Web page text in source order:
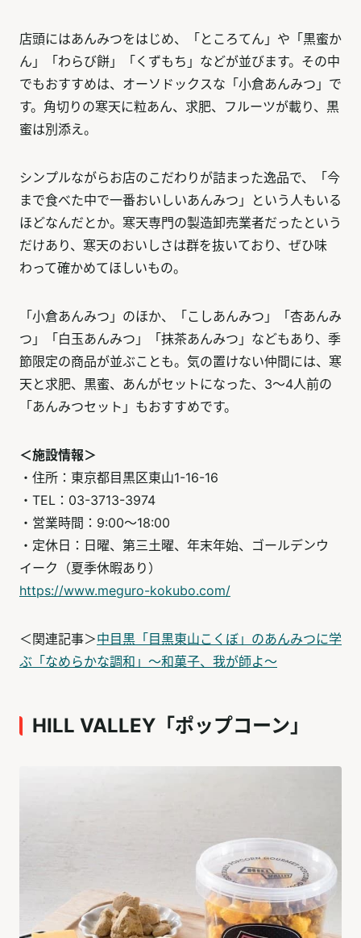
店頭にはあんみつをはじめ、「ところてん」や「黒蜜か
ん」「わらび餅」「くずもち」などが並びます。その中
でもおすすめは、オーソドックスな「小倉あんみつ」で
す。角切りの寒天に粒あん、求肥、フルーツが載り、黒
蜜は別添え。
シンプルながらお店のこだわりが詰まった逸品で、「今
まで食べた中で一番おいしいあんみつ」という人もいる
ほどなんだとか。寒天専門の製造卸売業者だったという
だけあり、寒天のおいしさは群を抜いており、ぜひ味
わって確かめてほしいもの。
「小倉あんみつ」のほか、「こしあんみつ」「杏あんみ
つ」「白玉あんみつ」「抹茶あんみつ」などもあり、季
節限定の商品が並ぶことも。気の置けない仲間には、寒
天と求肥、黒蜜、あんがセットになった、3～4人前の
「あんみつセット」もおすすめです。
＜施設情報＞
・住所：東京都目黒区東山1-16-16
・TEL：03-3713-3974
・営業時間：9:00～18:00
・定休日：日曜、第三土曜、年末年始、ゴールデンウ
イーク（夏季休暇あり）
https://www.meguro-kokubo.com/
＜関連記事＞中目黒「目黒東山こくぼ」のあんみつに学
ぶ「なめらかな調和」〜和菓子、我が師よ〜
HILL VALLEY「ポップコーン」